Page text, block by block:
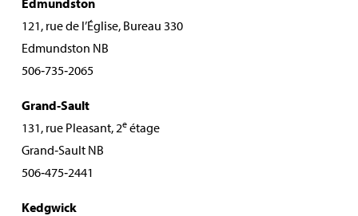
Edmundston
121, rue de l’Église, Bureau 330
Edmundston NB
506‑735‑2065
Grand‑Sault
131, rue Pleasant, 2eétage
Grand‑Sault NB
506‑475‑2441
Kedgwick